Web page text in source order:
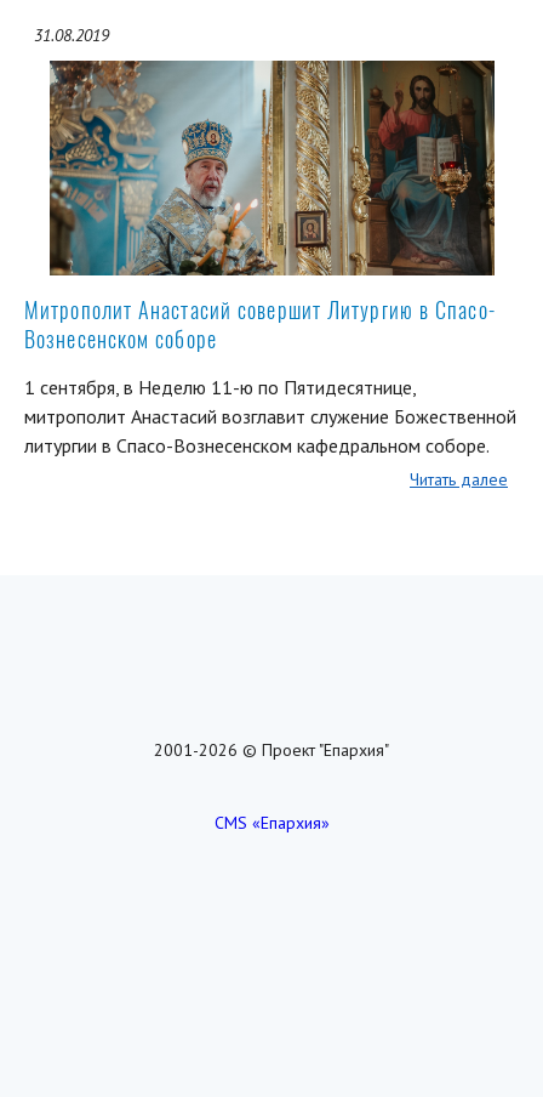
31.08.2019
Митрополит Анастасий совершит Литургию в Спасо-
Вознесенском соборе
1 сентября, в Неделю 11-ю по Пятидесятнице,
митрополит Анастасий возглавит служение Божественной
литургии в Спасо-Вознесенском кафедральном соборе.
Читать далее
2001-2026 © Проект "Епархия"
CMS «Епархия»